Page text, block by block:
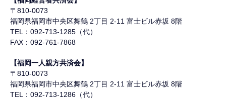
〒810-0073
福岡県福岡市中央区舞鶴 2丁目 2-11 富士ビル赤坂 8階
TEL：092-713-1285（代）
FAX：092-761-7868
【福岡一人親方共済会】
〒810-0073
福岡県福岡市中央区舞鶴 2丁目 2-11 富士ビル赤坂 8階
TEL：092-713-1286（代）